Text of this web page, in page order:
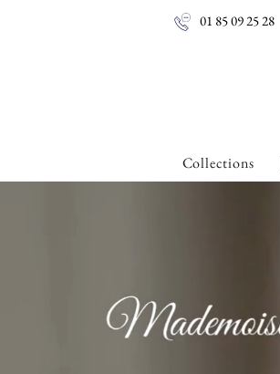
01 85 09 25 28
Collections